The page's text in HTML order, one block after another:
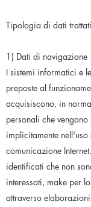
Tipologia di dati
1) Dati di navigazione
I sistemi informatici e
preposte al
acquisiscono, in
personali che
implicitamente
comunicazione
identificati che non
interessati, make per
attraverso